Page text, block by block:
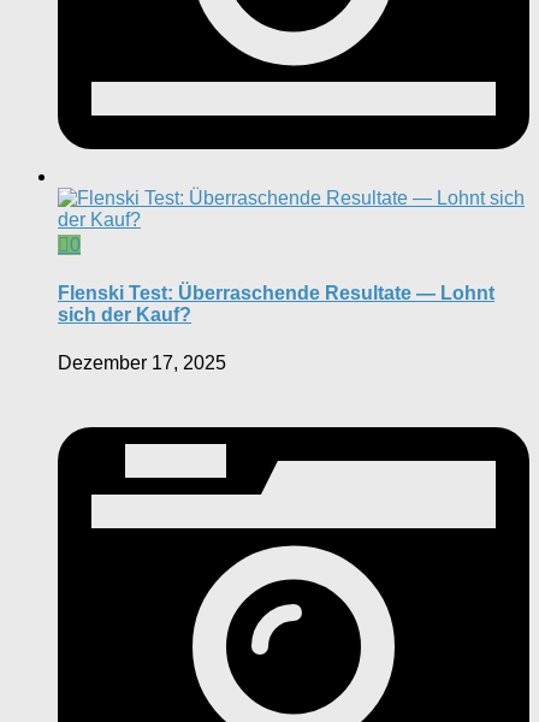
0
Flenski Test: Überraschende Resultate — Lohnt
sich der Kauf?
Dezember 17, 2025